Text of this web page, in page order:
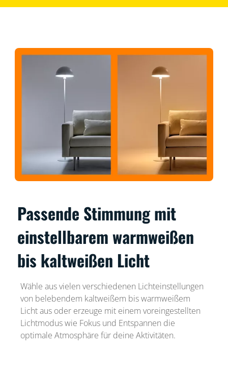
Passende Stimmung mit
einstellbarem warmweißen
bis kaltweißen Licht
Wähle aus vielen verschiedenen Lichteinstellungen
von belebendem kaltweißem bis warmweißem
Licht aus oder erzeuge mit einem voreingestellten
Lichtmodus wie Fokus und Entspannen die
optimale Atmosphäre für deine Aktivitäten.